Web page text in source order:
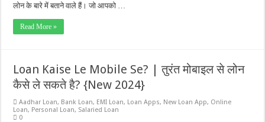
लोन के बारे में बताने वाले हैं। जो आपको …
Read More »
Loan Kaise Le Mobile Se? | तुरंत मोबाइल से लोन
कैसे ले सकते है? {New 2024}
Aadhar Loan, Bank Loan, EMI Loan, Loan Apps, New Loan App, Online
Loan, Personal Loan, Salaried Loan
0